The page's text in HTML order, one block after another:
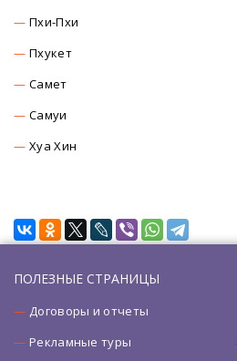
Пхи-Пхи
Пхукет
Самет
Самуи
Хуа Хин
ПОЛЕЗНЫЕ СТРАНИЦЫ
Договоры и отчеты
Рекламные туры